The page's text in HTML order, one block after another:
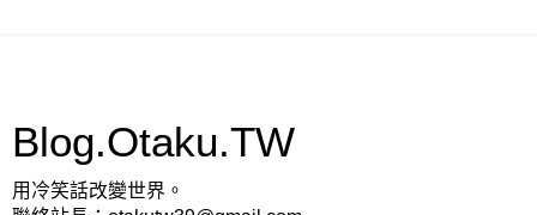
Blog.Otaku.TW
用冷笑話改變世界。